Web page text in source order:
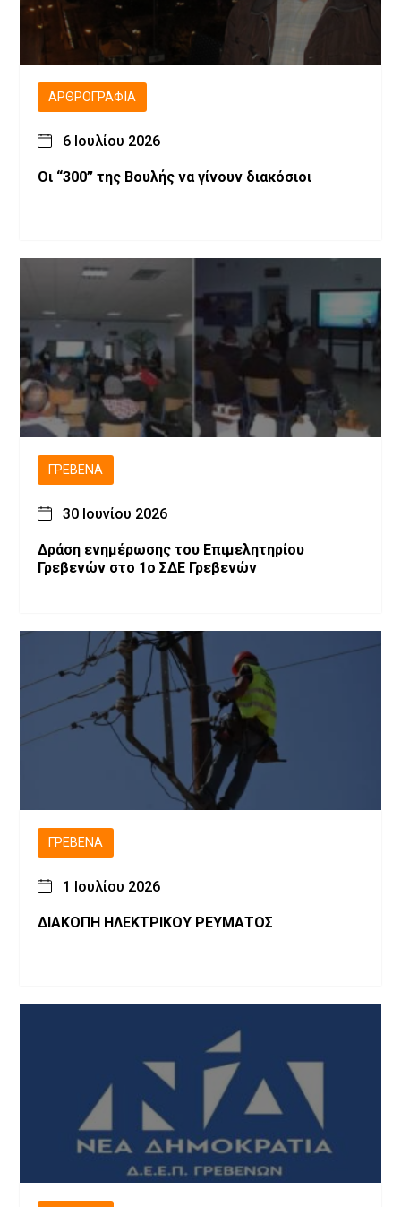
ΑΡΘΡΟΓΡΑΦΊΑ
6 Ιουλίου 2026
Οι “300” της Βουλής να γίνουν διακόσιοι
ΓΡΕΒΕΝΆ
30 Ιουνίου 2026
Δράση ενημέρωσης του Επιμελητηρίου
Γρεβενών στο 1ο ΣΔΕ Γρεβενών
ΓΡΕΒΕΝΆ
1 Ιουλίου 2026
ΔΙΑΚΟΠΗ ΗΛΕΚΤΡΙΚΟΥ ΡΕΥΜΑΤΟΣ